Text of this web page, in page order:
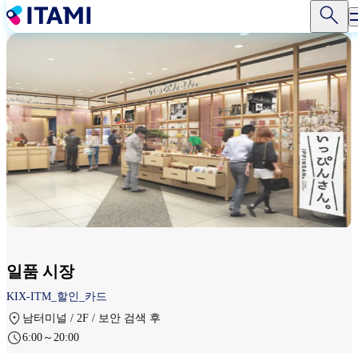
주
요
츠
로
건
너
뛰
기
일품 시장
KIX-ITM_할인_카드
남터미널 / 2F / 보안 검색 후
6:00～20:00